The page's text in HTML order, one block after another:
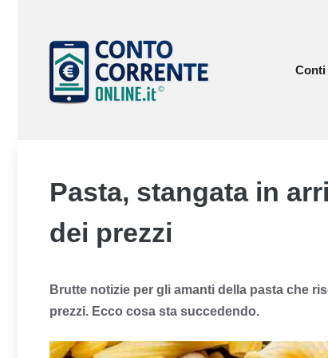
contenuto
Conti
Pasta, stangata in
dei prezzi
Brutte notizie per gli amanti della pasta che
prezzi. Ecco cosa sta succedendo.